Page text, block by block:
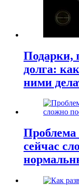
Подарки,
долга:
ними
Проблема
сейчас